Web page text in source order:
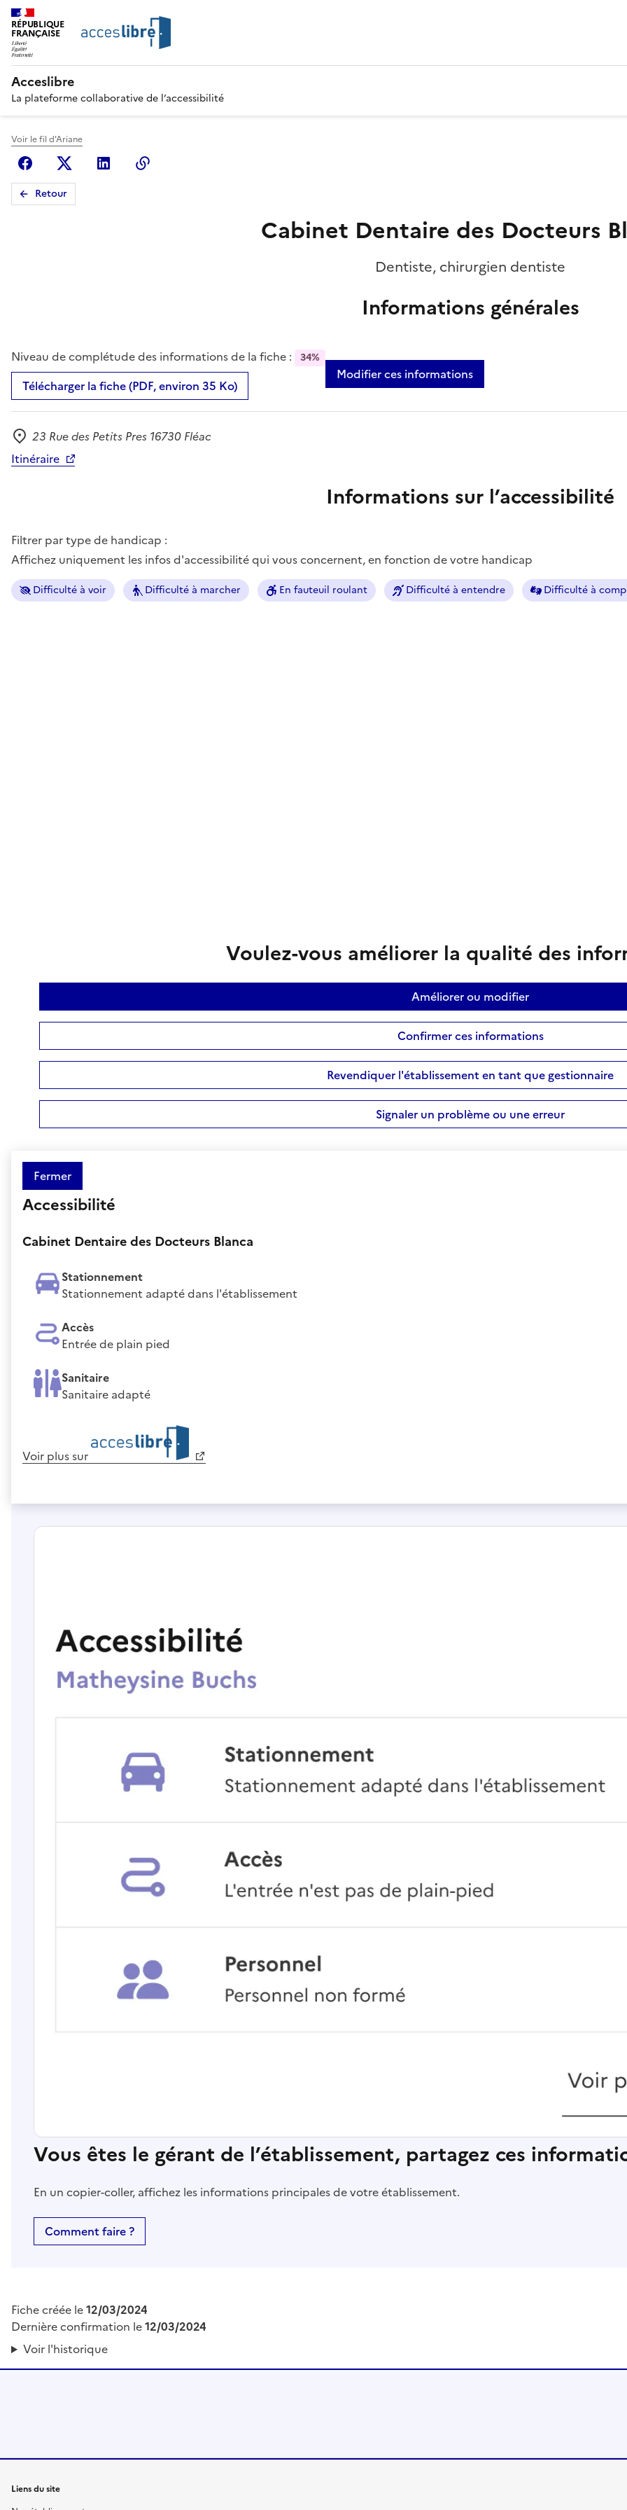
RÉPUBLIQUE
FRANÇAISE
Acceslibre
La plateforme collaborative de l’accessibilité
Voir le fil d'Ariane
FacebookX (anciennement Twitter)
Linkedin
Retour
Cabinet Dentaire des Docteurs
Dentiste, chirurgien dentiste
Informations générales
Niveau de complétude des informations de la fiche : 34%
Télécharger la fiche (PDF, environ 35 Ko)
Modifier ces informations
Adresse
23 Rue des Petits Pres 16730 Fléac
Itinéraire
Informations sur l’accessibilité
Filtrer par type de handicap :
Affichez uniquement les infos d'accessibilité qui vous concernent, en fonction de votre handicap
Difficulté à voir Difficulté à marcher En fauteuil roulant Difficulté à entendre Difficulté à
Voulez-vous améliorer la qualité des
Améliorer ou modifier
Confirmer ces informations
Revendiquer l'établissement en tant que gestionnaire
Signaler un problème ou une erreur
Fermer
Accessibilité
Cabinet Dentaire des Docteurs Blanca
Stationnement
Stationnement adapté dans l'établissement
Accès
Entrée de plain pied
Sanitaire
Sanitaire adapté
Voir plus sur
Vous êtes le gérant de l’établissement, partagez ces
En un copier-coller, affichez les informations principales de votre établissement.
Comment faire ?
Fiche créée le12/03/2024
Dernière confirmation le12/03/2024
Voir l'historique
Liens du site